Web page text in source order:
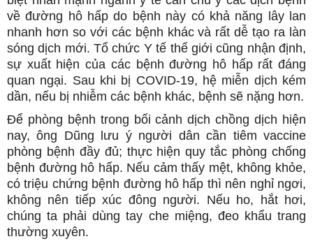
về đường hô hấp do bệnh này có khả năng lây lan
nhanh hơn so với các bệnh khác và rất dễ tạo ra làn
sóng dịch mới. Tổ chức Y tế thế giới cũng nhận định,
sự xuất hiện của các bệnh đường hô hấp rất đáng
quan ngại. Sau khi bị COVID-19, hệ miễn dịch kém
dần, nếu bị nhiễm các bệnh khác, bệnh sẽ nặng hơn.
Để phòng bệnh trong bối cảnh dịch chồng dịch hiện
nay, ông Dũng lưu ý người dân cần tiêm vaccine
phòng bệnh đầy đủ; thực hiện quy tắc phòng chống
bệnh đường hô hấp. Nếu cảm thấy mệt, không khỏe,
có triệu chứng bệnh đường hô hấp thì nên nghỉ ngơi,
không nên tiếp xúc đông người. Nếu ho, hắt hơi,
chúng ta phải dùng tay che miệng, đeo khẩu trang
thường xuyên.